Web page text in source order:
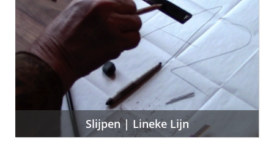
Slijpen | Lineke Lijn